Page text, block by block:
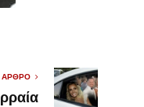
ΆΡΘΡΟ